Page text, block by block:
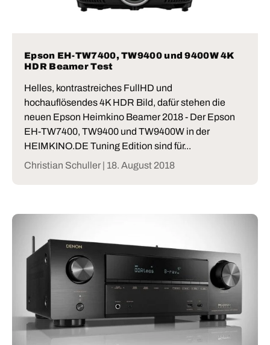
Epson EH-TW7400, TW9400 und 9400W 4K
HDR Beamer Test
Helles, kontrastreiches FullHD und
hochauflösendes 4K HDR Bild, dafür stehen die
neuen Epson Heimkino Beamer 2018 - Der Epson
EH-TW7400, TW9400 und TW9400W in der
HEIMKINO.DE Tuning Edition sind für...
Christian Schuller | 18. August 2018